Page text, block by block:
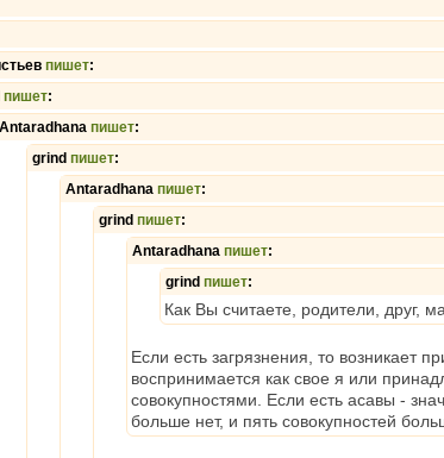
пишет:
пишет:
Antaradhana пишет:
grind пишет:
Antaradhana пишет:
grind пишет:
Antaradhana пишет:
grind пишет:
Как Вы считаете, родители, друг,
Если есть загрязнения, то возникает
воспринимается как свое я или
совокупностями. Если есть асавы -
больше нет, и пять совокупностей